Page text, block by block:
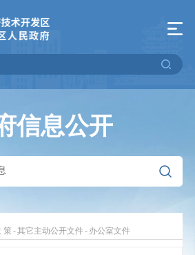
信息公开
策 -其它主动公开文件- 办公室文件